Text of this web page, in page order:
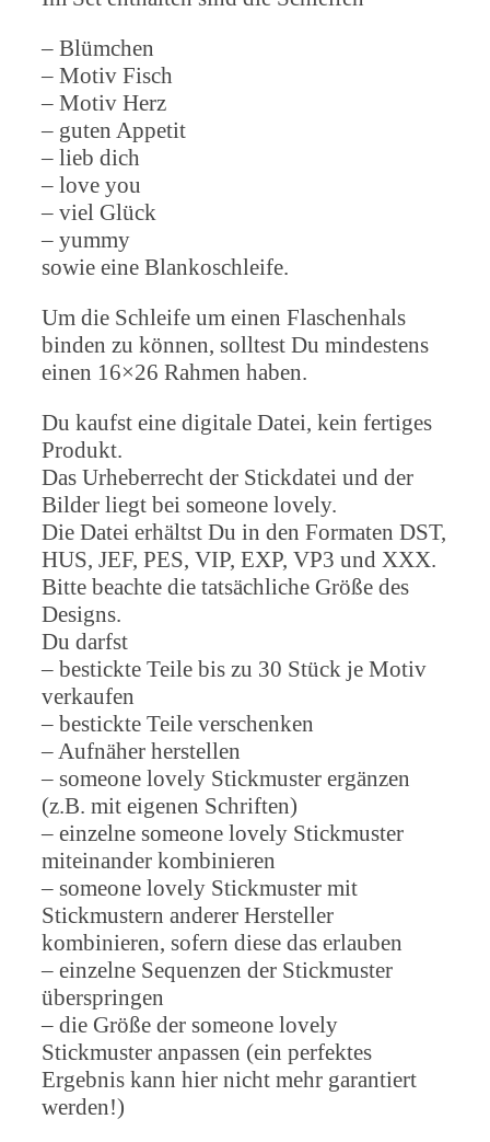
– Blümchen
– Motiv Fisch
– Motiv Herz
– guten Appetit
– lieb dich
– love you
– viel Glück
– yummy
sowie eine Blankoschleife.
Um die Schleife um einen Flaschenhals
binden zu können, solltest Du mindestens
einen 16×26 Rahmen haben.
Du kaufst eine digitale Datei, kein fertiges
Produkt.
Das Urheberrecht der Stickdatei und der
Bilder liegt bei someone lovely.
Die Datei erhältst Du in den Formaten DST,
HUS, JEF, PES, VIP, EXP, VP3 und XXX.
Bitte beachte die tatsächliche Größe des
Designs.
Du darfst
– bestickte Teile bis zu 30 Stück je Motiv
verkaufen
– bestickte Teile verschenken
– Aufnäher herstellen
– someone lovely Stickmuster ergänzen
(z.B. mit eigenen Schriften)
– einzelne someone lovely Stickmuster
miteinander kombinieren
– someone lovely Stickmuster mit
Stickmustern anderer Hersteller
kombinieren, sofern diese das erlauben
– einzelne Sequenzen der Stickmuster
überspringen
– die Größe der someone lovely
Stickmuster anpassen (ein perfektes
Ergebnis kann hier nicht mehr garantiert
werden!)